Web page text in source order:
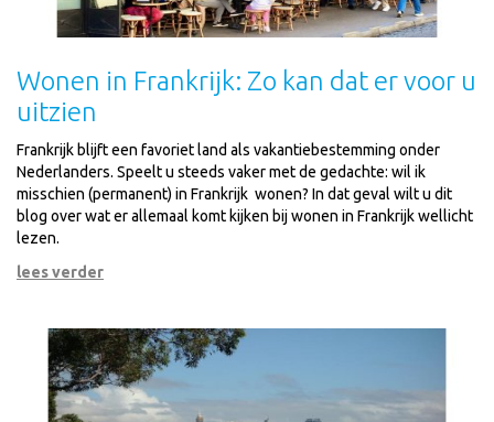
Wonen in Frankrijk: Zo kan dat er voor u
uitzien
Frankrijk blijft een favoriet land als vakantiebestemming onder
Nederlanders. Speelt u steeds vaker met de gedachte: wil ik
misschien (permanent) in Frankrijk wonen? In dat geval wilt u dit
blog over wat er allemaal komt kijken bij wonen in Frankrijk wellicht
lezen.
lees verder